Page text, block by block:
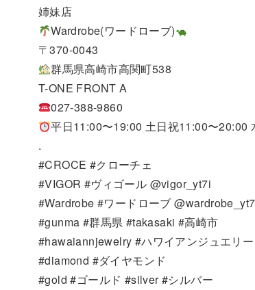
姉妹店
Wardrobe(ワードローブ)
〒370-0043
群馬県高崎市高関町538
T-ONE FRONT A
027-388-9860
平日11:00〜19:00 土日祝11:00〜20:00
.
#CROCE #クローチェ
#VIGOR #ヴィゴール @vigor_yt7i
#Wardrobe #ワードローブ
#gunma #群馬県 #takasaki #高崎市
#hawaiannjewelry #ハワイアンジュエリー
#diamond #ダイヤモンド
#gold #ゴールド #silver #シルバー